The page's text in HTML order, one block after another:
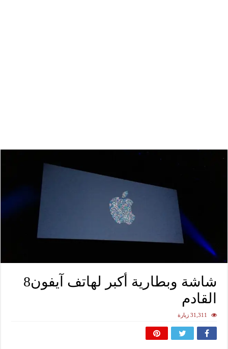
شاشة وبطارية أكبر لهاتف آيفون8
القادم
31,311 زيارة